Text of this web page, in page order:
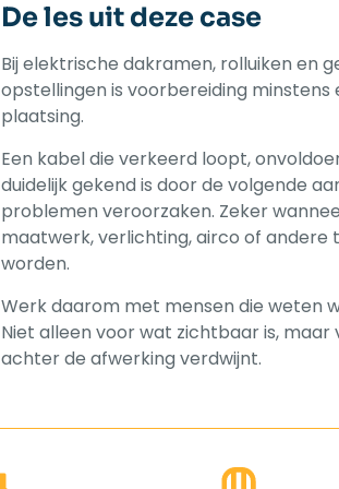
De les uit deze case
Bij elektrische dakramen, rolluiken en
opstellingen is voorbereiding minstens
plaatsing.
Een kabel die verkeerd loopt,
duidelijk gekend is door de volgende
problemen veroorzaken. Zeker
maatwerk, verlichting, airco of andere
worden.
Werk daarom met mensen die weten
Niet alleen voor wat zichtbaar is,
achter de afwerking verdwijnt.